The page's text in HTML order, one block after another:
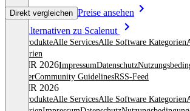
Direkt vergleichen Preise ansehen
Alle Alternativen zu Scalenut
Alle ProdukteAlle ServicesAlle Software Kategorien
Kategorien
© OMR 2026ImpressumDatenschutz
AnbieterCommunity GuidelinesRSS-Feed
© OMR 2026
Alle ProdukteAlle ServicesAlle Software Kategorien